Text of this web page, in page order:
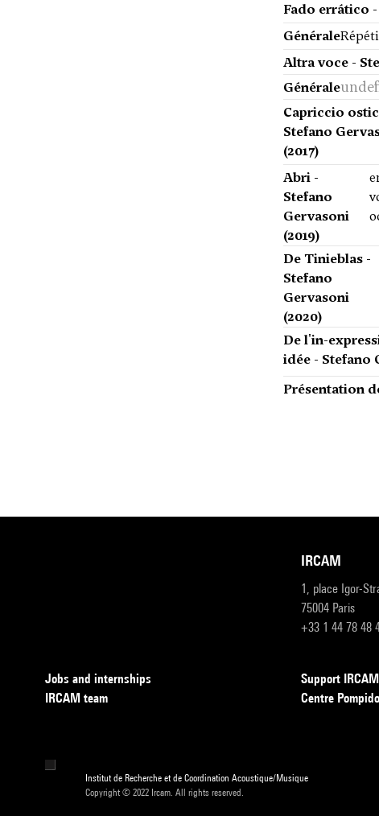
Fado errático -
Générale
Altra voce -
Générale
Capriccio
Stefano
(2017)
Abri -
Stefano
Gervasoni
(2019)
De Tinieblas -
Stefano
Gervasoni
(2020)
De l'in-
idée - Stefano
Présentation
IRCAM
1, place Igor-
75004 Paris
+33 1 44 78 48
Jobs and internships
IRCAM team
Support IRCAM
Centre
Institut de Recherche et de Coordination Acoustique/Musique
Copyright © 2022 Ircam. All rights reserved.